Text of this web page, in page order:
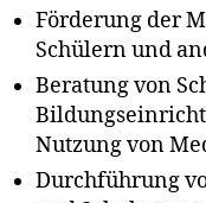
Förderung der
Schülern und
Beratung von
Nutzung von
Durchführung